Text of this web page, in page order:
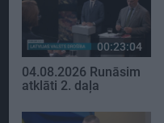
00:23:04
04.08.2026 Runāsim
atklāti 2. daļa